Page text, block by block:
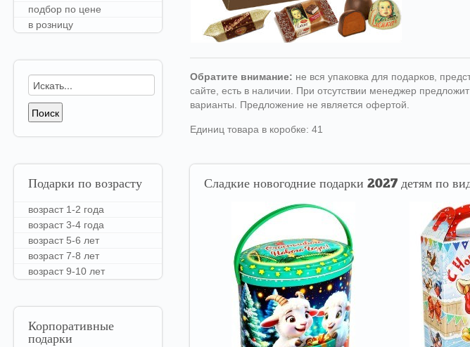
Обратите внимание: не вся упаковка для подарков,
сайте, есть в наличии. При отсутствии менеджер
варианты. Предложение не является офертой.
Единиц товара в коробке: 41
Сладкие новогодние подарки 2027 детям по
подбор по цене
в розницу
Подарки по возрасту
возраст 1-2 года
возраст 3-4 года
возраст 5-6 лет
возраст 7-8 лет
возраст 9-10 лет
Корпоративные
подарки